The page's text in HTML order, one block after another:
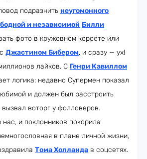
подразнить неугомонного
и независимой Билли
фото в кружевном корсете или
Джастином Бибером, и сразу — ух!
лайков. С Генри Кавиллом
логика: недавно Супермен показал
и должен был расстроить
воторг у фолловеров.
и поклонников покорила
в плане личной жизни,
Тома Холланда в соцсетях.